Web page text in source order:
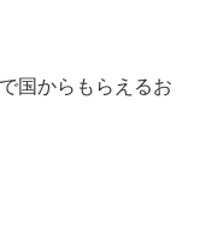
国からもらえるお